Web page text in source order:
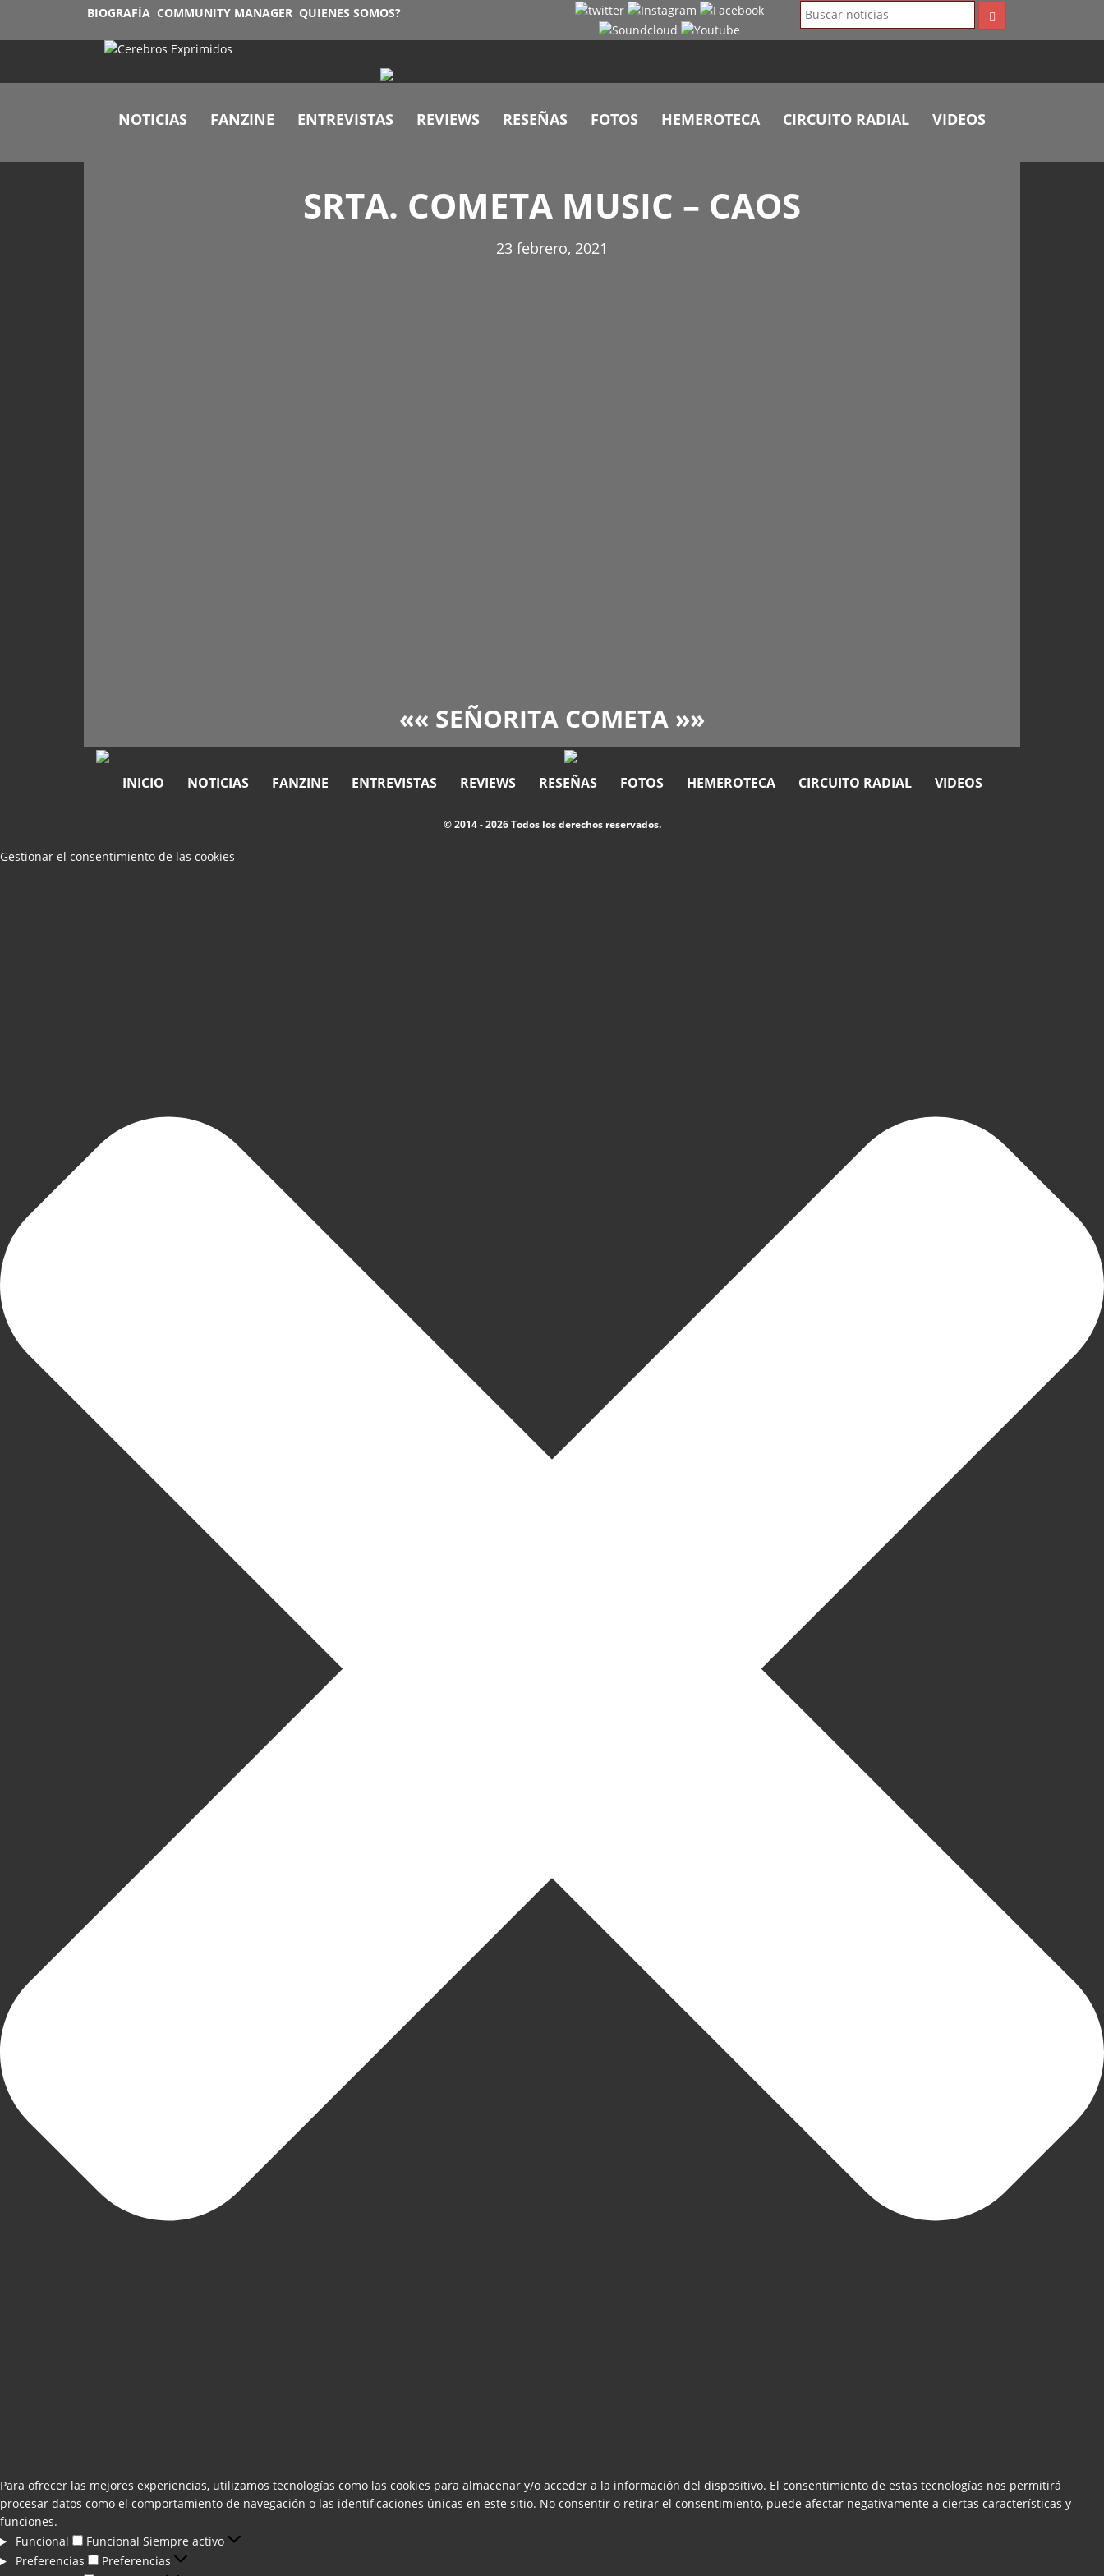
BIOGRAFÍA COMMUNITY MANAGER QUIENES SOMOS?
NOTICIAS FANZINE ENTREVISTAS REVIEWS RESEÑAS FOTOS HEMEROTECA CIRCUITO RADIAL VIDEOS
SRTA. COMETA MUSIC – CAOS
23 febrero, 2021
«« SEÑORITA COMETA »»
INICIO NOTICIAS FANZINE ENTREVISTAS REVIEWS RESEÑAS FOTOS HEMEROTECA CIRCUITO RADIAL VIDEOS
© 2014 - 2026 Todos los derechos reservados.
Gestionar el consentimiento de las cookies
Para ofrecer las mejores experiencias, utilizamos tecnologías como las cookies para almacenar y/o acceder a la información del dispositivo. El consentimiento de estas tecnologías nos permitirá
procesar datos como el comportamiento de navegación o las identificaciones únicas en este sitio. No consentir o retirar el consentimiento, puede afectar negativamente a ciertas características y
funciones.
Funcional
Funcional Siempre activo
Preferencias
Preferencias